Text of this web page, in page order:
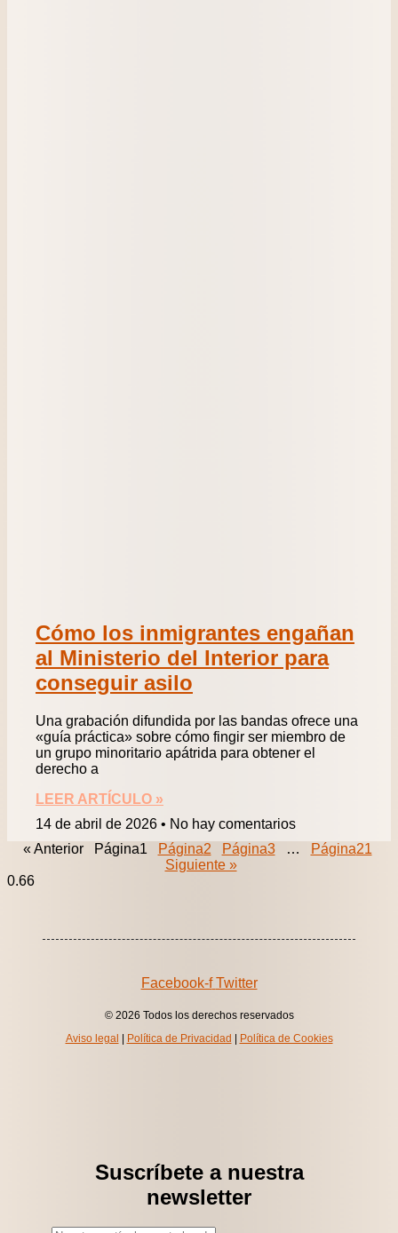
Cómo los inmigrantes engañan
al Ministerio del Interior para
conseguir asilo
Una grabación difundida por las bandas ofrece una
«guía práctica» sobre cómo fingir ser miembro de
un grupo minoritario apátrida para obtener el
derecho a
LEER ARTÍCULO »
14 de abril de 2026
No hay comentarios
« Anterior
Página1 Página2 Página3 … Página21
Siguiente »
Facebook-f Twitter
© 2026 Todos los derechos reservados
Aviso legal | Política de Privacidad | Política de Cookies
Suscríbete a nuestra
newsletter